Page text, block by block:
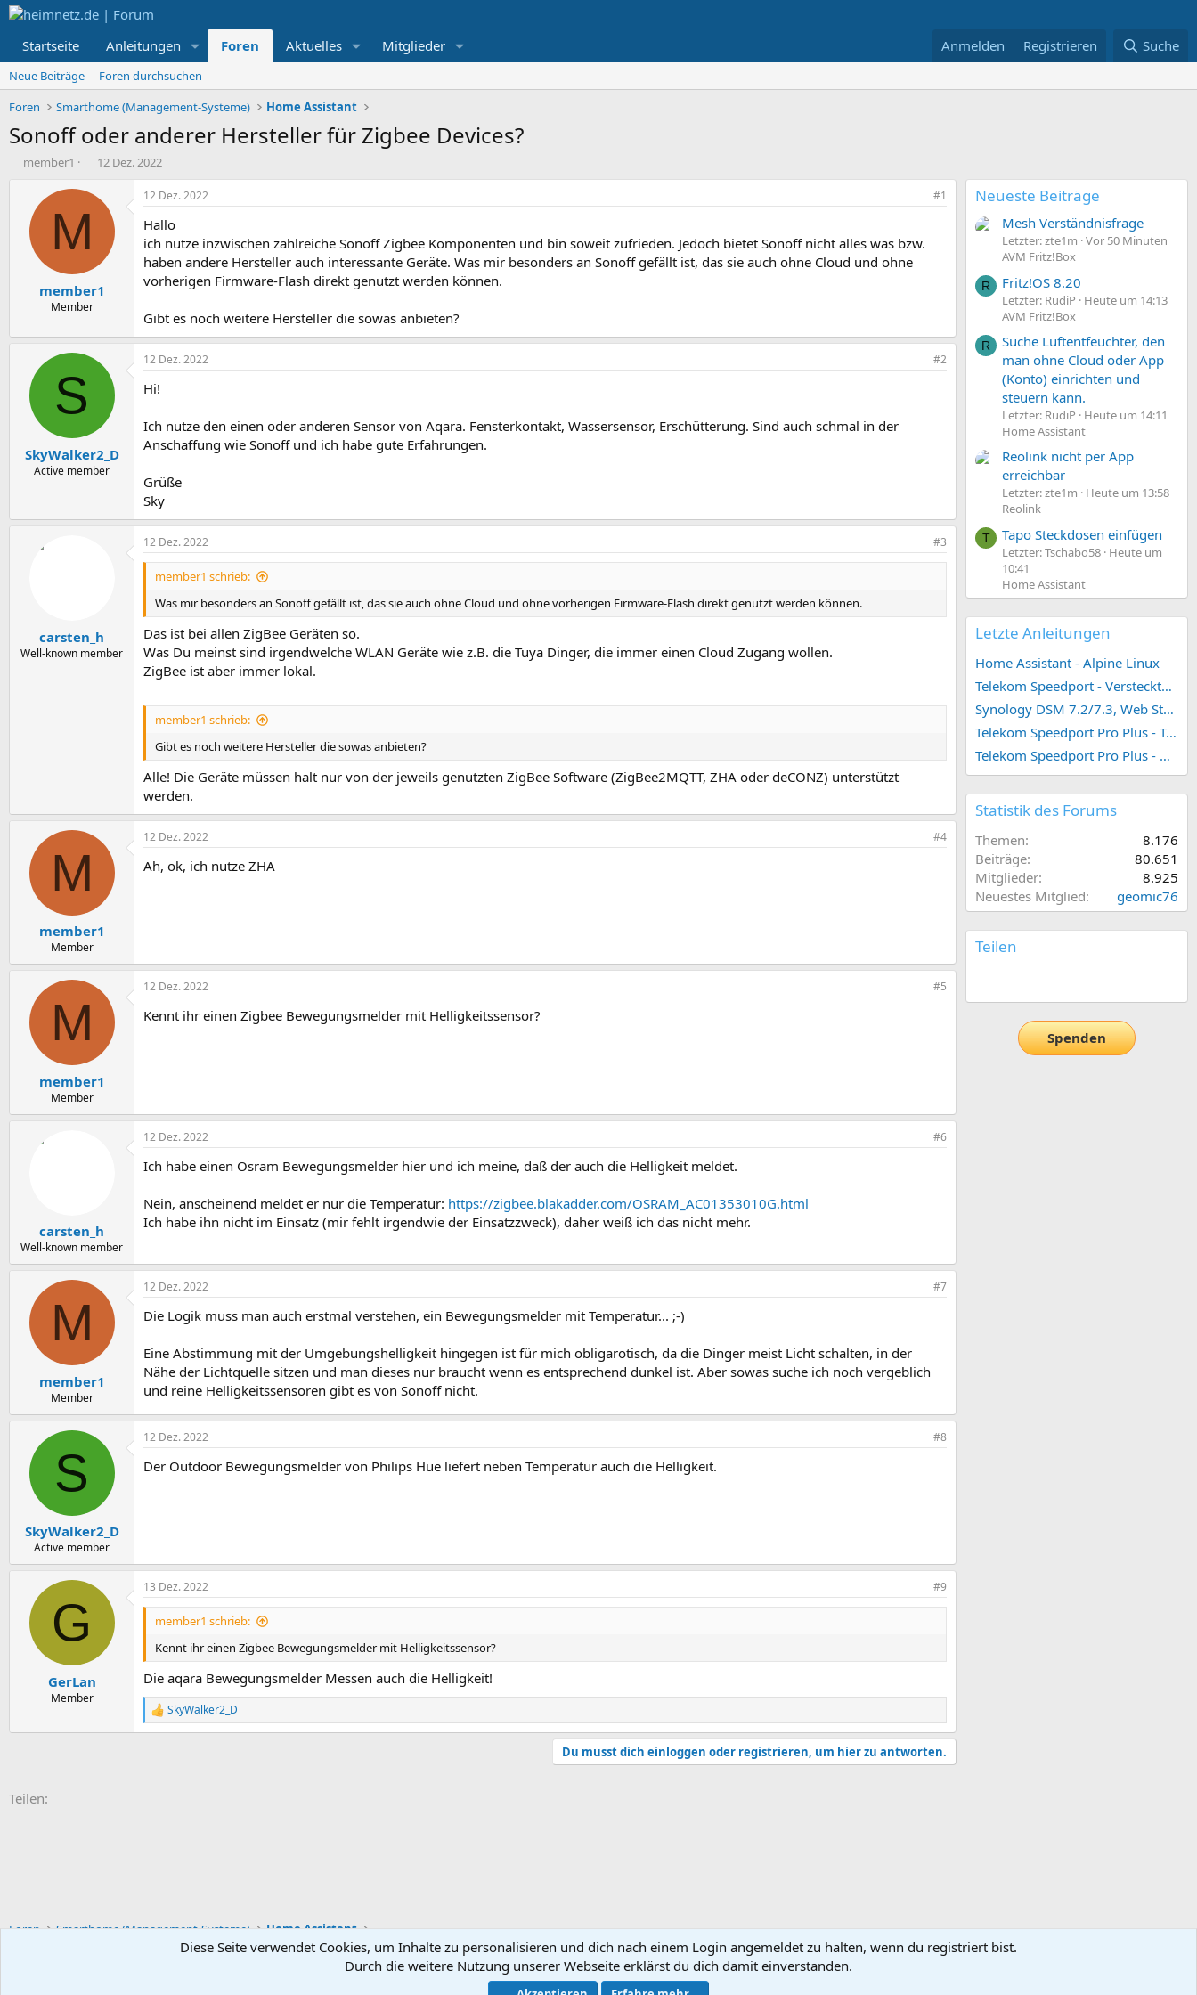
Startseite Anleitungen Foren Aktuelles Mitglieder Anmelden Registrieren Suche
Neue Beiträge
Foren durchsuchen
Foren
Smarthome (Management-Systeme) Home Assistant
Sonoff oder anderer Hersteller für Zigbee Devices?
E
member1
E
s
a
12 Dez. 2022
M
member1
Member
12 Dez. 2022 #1
Hallo
ich nutze inzwischen zahlreiche Sonoff Zigbee Komponenten und bin soweit zufrieden. Jedoch bietet Sonoff nicht alles was bzw.
haben andere Hersteller auch interessante Geräte. Was mir besonders an Sonoff gefällt ist, das sie auch ohne Cloud und ohne
vorherigen Firmware-Flash direkt genutzt werden können.
Gibt es noch weitere Hersteller die sowas anbieten?
S
SkyWalker2_D
Active member
12 Dez. 2022 #2
Hi!
Ich nutze den einen oder anderen Sensor von Aqara. Fensterkontakt, Wassersensor, Erschütterung. Sind auch schmal in der
Anschaffung wie Sonoff und ich habe gute Erfahrungen.
Grüße
Sky
carsten_h
Well-known member
12 Dez. 2022 #3
member1 schrieb:
Was mir besonders an Sonoff gefällt ist, das sie auch ohne Cloud und ohne vorherigen Firmware-Flash direkt genutzt werden können.
Das ist bei allen ZigBee Geräten so.
Was Du meinst sind irgendwelche WLAN Geräte wie z.B. die Tuya Dinger, die immer einen Cloud Zugang wollen.
ZigBee ist aber immer lokal.
member1 schrieb:
Gibt es noch weitere Hersteller die sowas anbieten?
Alle! Die Geräte müssen halt nur von der jeweils genutzten ZigBee Software (ZigBee2MQTT, ZHA oder deCONZ) unterstützt
werden.
M
member1
Member
12 Dez. 2022 #4
Ah, ok, ich nutze ZHA
M
member1
Member
12 Dez. 2022 #5
Kennt ihr einen Zigbee Bewegungsmelder mit Helligkeitssensor?
carsten_h
Well-known member
12 Dez. 2022 #6
Ich habe einen Osram Bewegungsmelder hier und ich meine, daß der auch die Helligkeit meldet.
Nein, anscheinend meldet er nur die Temperatur: https://zigbee.blakadder.com/OSRAM_AC01353010G.html
Ich habe ihn nicht im Einsatz (mir fehlt irgendwie der Einsatzzweck), daher weiß ich das nicht mehr.
M
member1
Member
12 Dez. 2022 #7
Die Logik muss man auch erstmal verstehen, ein Bewegungsmelder mit Temperatur... ;-)
Eine Abstimmung mit der Umgebungshelligkeit hingegen ist für mich obligarotisch, da die Dinger meist Licht schalten, in der
Nähe der Lichtquelle sitzen und man dieses nur braucht wenn es entsprechend dunkel ist. Aber sowas suche ich noch vergeblich
und reine Helligkeitssensoren gibt es von Sonoff nicht.
S
SkyWalker2_D
Active member
12 Dez. 2022 #8
Der Outdoor Bewegungsmelder von Philips Hue liefert neben Temperatur auch die Helligkeit.
G
GerLan
Member
13 Dez. 2022 #9
member1 schrieb:
Kennt ihr einen Zigbee Bewegungsmelder mit Helligkeitssensor?
Die aqara Bewegungsmelder Messen auch die Helligkeit!
R
e
SkyWalker2_D
Du musst dich einloggen oder registrieren, um hier zu antworten.
Teilen:
Neueste Beiträge
Mesh Verständnisfrage
Letzter: zte1m Vor 50 Minuten
AVM Fritz!Box
R Fritz!OS 8.20
Letzter: RudiP
Heute um 14:13
AVM Fritz!Box
R
Suche Luftentfeuchter, den
man ohne Cloud oder App
(Konto) einrichten und
steuern kann.
Letzter: RudiP
Heute um 14:11
Home Assistant
Reolink nicht per App
erreichbar
Letzter: zte1m
Heute um 13:58
Reolink
T Tapo Steckdosen einfügen
Letzter: Tschabo58 Heute um
10:41
Home Assistant
Letzte Anleitungen
Home Assistant - Alpine Linux
Telekom Speedport - Versteckte Konfigurationen
Synology DSM 7.2/7.3, Web Station 4, Webdienst und Webportal erstellen (ehemals vHost)
Telekom Speedport Pro Plus - Telefonie einrichten
Telekom Speedport Pro Plus - Netzwerk einrichten
Statistik des Forums
Themen
8.176
Beiträge
80.651
Mitglieder
8.925
Neuestes Mitglied
geomic76
Teilen
Spenden
Foren Smarthome (Management-Systeme) Home Assistant
Nutzungsbedingungen
Diese Seite verwendet Cookies, um Inhalte zu personalisieren und dich nach einem Login angemeldet zu halten, wenn du registriert bist.
Durch die weitere Nutzung unserer Webseite erklärst du dich damit einverstanden.